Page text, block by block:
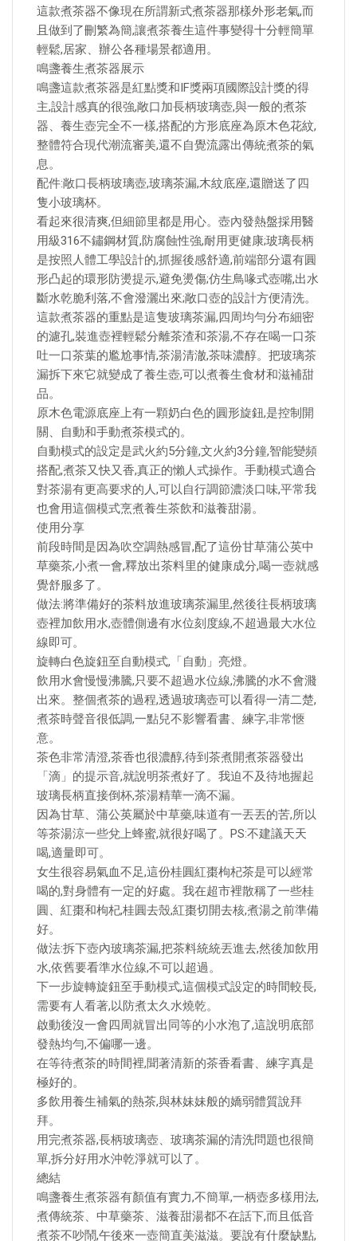
這款煮茶器不像現在所謂新式煮茶器那樣外形老氣,而
且做到了刪繁為簡,讓煮茶養生這件事變得十分輕簡單
輕鬆,居家、辦公各種場景都適用。
鳴盞養生煮茶器展示
鳴盞這款煮茶器是紅點獎和IF獎兩項國際設計獎的得
主,設計感真的很強,敞口加長柄玻璃壺,與一般的煮茶
器、養生壺完全不一樣,搭配的方形底座為原木色花紋,
整體符合現代潮流審美,還不自覺流露出傳統煮茶的氣
息。
配件:敞口長柄玻璃壺,玻璃茶漏,木紋底座,還贈送了四
隻小玻璃杯。
看起來很清爽,但細節里都是用心。壺內發熱盤採用醫
用級316不鏽鋼材質,防腐蝕性強,耐用更健康;玻璃長柄
是按照人體工學設計的,抓握後感舒適,前端部分還有圓
形凸起的環形防燙提示,避免燙傷;仿生鳥喙式壺嘴,出水
斷水乾脆利落,不會潑灑出來;敞口壺的設計方便清洗。
這款煮茶器的重點是這隻玻璃茶漏,四周均勻分布細密
的濾孔,裝進壺裡輕鬆分離茶渣和茶湯,不存在喝一口茶
吐一口茶葉的尷尬事情,茶湯清澈,茶味濃醇。把玻璃茶
漏拆下來它就變成了養生壺,可以煮養生食材和滋補甜
品。
原木色電源底座上有一顆奶白色的圓形旋鈕,是控制開
關、自動和手動煮茶模式的。
自動模式的設定是武火約5分鐘,文火約3分鐘,智能變頻
搭配,煮茶又快又香,真正的懶人式操作。手動模式適合
對茶湯有更高要求的人,可以自行調節濃淡口味,平常我
也會用這個模式烹煮養生茶飲和滋養甜湯。
使用分享
前段時間是因為吹空調熱感冒,配了這份甘草蒲公英中
草藥茶,小煮一會,釋放出茶料里的健康成分,喝一壺就感
覺舒服多了。
做法:將準備好的茶料放進玻璃茶漏里,然後往長柄玻璃
壺裡加飲用水,壺體側邊有水位刻度線,不超過最大水位
線即可。
旋轉白色旋鈕至自動模式,「自動」亮燈。
飲用水會慢慢沸騰,只要不超過水位線,沸騰的水不會濺
出來。整個煮茶的過程,透過玻璃壺可以看得一清二楚,
煮茶時聲音很低調,一點兒不影響看書、練字,非常愜
意。
茶色非常清澄,茶香也很濃醇,待到茶煮開煮茶器發出
「滴」的提示音,就說明茶煮好了。我迫不及待地握起
玻璃長柄直接倒杯,茶湯精華一滴不漏。
因為甘草、蒲公英屬於中草藥,味道有一丟丟的苦,所以
等茶湯涼一些兌上蜂蜜,就很好喝了。PS:不建議天天
喝,適量即可。
女生很容易氣血不足,這份桂圓紅棗枸杞茶是可以經常
喝的,對身體有一定的好處。我在超市裡散稱了一些桂
圓、紅棗和枸杞,桂圓去殼,紅棗切開去核,煮湯之前準備
好。
做法:拆下壺內玻璃茶漏,把茶料統統丟進去,然後加飲用
水,依舊要看準水位線,不可以超過。
下一步旋轉旋鈕至手動模式,這個模式設定的時間較長,
需要有人看著,以防煮太久水燒乾。
啟動後沒一會四周就冒出同等的小水泡了,這說明底部
發熱均勻,不偏哪一邊。
在等待煮茶的時間裡,聞著清新的茶香看書、練字真是
極好的。
多飲用養生補氣的熱茶,與林妹妹般的嬌弱體質說拜
拜。
用完煮茶器,長柄玻璃壺、玻璃茶漏的清洗問題也很簡
單,拆分好用水沖乾淨就可以了。
總結
鳴盞養生煮茶器有顏值有實力,不簡單,一柄壺多樣用法,
煮傳統茶、中草藥茶、滋養甜湯都不在話下,而且低音
煮茶不吵鬧,午後來一壺簡直美滋滋。要說有什麼缺點,